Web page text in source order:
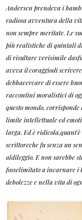
Andersen prendeva i
radiosa avventura della
non sempre meritate. Le
più realistiche di quintali
di risultare verisimile
aveva il coraggiodi
debbacercare di essere
raccontini moralistici di
questo mondo,
limite intellettuale ed
larga. Ed è
scrittoreche fu senza un
aldileggio. E non sarebbe
fosselimitato a incarnare i
debolezze e nella vita di